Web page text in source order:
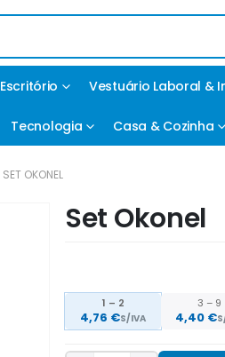
Escritório Vestuário Laboral &
Tecnologia Casa & Cozinha
SET OKONEL
Set Okonel
1 – 2
4,76 €S/IVA
3 – 9
4,40 €